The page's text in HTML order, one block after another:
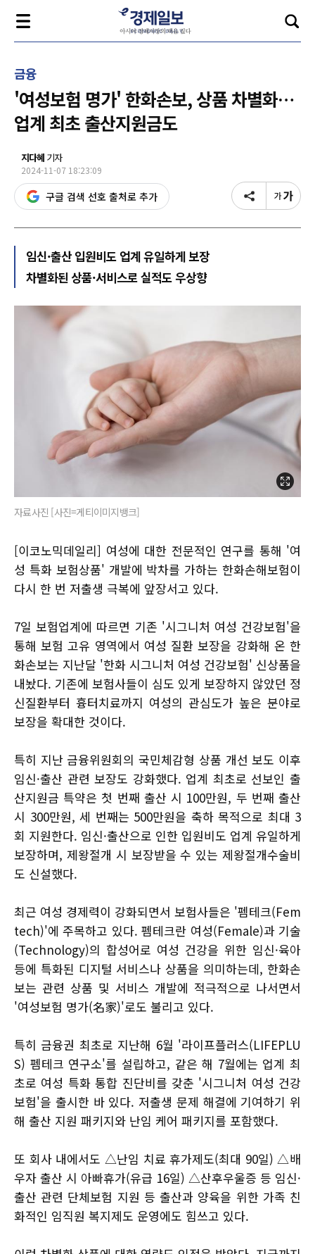
금융
'여성보험 명가' 한화손보, 상품 차별화…
업계 최초 출산지원금도
지다혜 기자
2024-11-07 18:23:09
구글 검색 선호 출처로 추가
임신·출산 입원비도 업계 유일하게 보장
차별화된 상품·서비스로 실적도 우상향
자료사진 [사진=게티이미지뱅크]
[이코노믹데일리] 여성에 대한 전문적인 연구를 통해 '여
성 특화 보험상품' 개발에 박차를 가하는 한화손해보험이
다시 한 번 저출생 극복에 앞장서고 있다.
7일 보험업계에 따르면 기존 '시그니처 여성 건강보험'을
통해 보험 고유 영역에서 여성 질환 보장을 강화해 온 한
화손보는 지난달 '한화 시그니처 여성 건강보험' 신상품을
내놨다. 기존에 보험사들이 심도 있게 보장하지 않았던 정
신질환부터 흉터치료까지 여성의 관심도가 높은 분야로
보장을 확대한 것이다.
특히 지난 금융위원회의 국민체감형 상품 개선 보도 이후
임신·출산 관련 보장도 강화했다. 업계 최초로 선보인 출
산지원금 특약은 첫 번째 출산 시 100만원, 두 번째 출산
시 300만원, 세 번째는 500만원을 축하 목적으로 최대 3
회 지원한다. 임신·출산으로 인한 입원비도 업계 유일하게
보장하며, 제왕절개 시 보장받을 수 있는 제왕절개수술비
도 신설했다.
최근 여성 경제력이 강화되면서 보험사들은 '펨테크(Fem
tech)'에 주목하고 있다. 펨테크란 여성(Female)과 기술
(Technology)의 합성어로 여성 건강을 위한 임신·육아
등에 특화된 디지털 서비스나 상품을 의미하는데, 한화손
보는 관련 상품 및 서비스 개발에 적극적으로 나서면서
'여성보험 명가(名家)'로도 불리고 있다.
특히 금융권 최초로 지난해 6월 '라이프플러스(LIFEPLU
S) 펨테크 연구소'를 설립하고, 같은 해 7월에는 업계 최
초로 여성 특화 통합 진단비를 갖춘 '시그니처 여성 건강
보험'을 출시한 바 있다. 저출생 문제 해결에 기여하기 위
해 출산 지원 패키지와 난임 케어 패키지를 포함했다.
또 회사 내에서도 △난임 치료 휴가제도(최대 90일) △배
우자 출산 시 아빠휴가(유급 16일) △산후우울증 등 임신·
출산 관련 단체보험 지원 등 출산과 양육을 위한 가족 친
화적인 임직원 복지제도 운영에도 힘쓰고 있다.